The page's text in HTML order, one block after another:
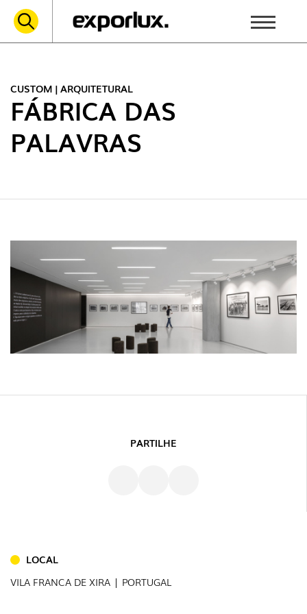
EXTERIOR
CUSTOM | ARQUITETURAL
FÁBRICA DAS
PALAVRAS
PARTILHE
LOCAL
VILA FRANCA DE XIRA | PORTUGAL